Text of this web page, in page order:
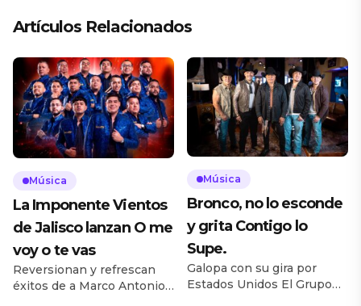
Artículos Relacionados
Música
La Imponente Vientos
de Jalisco lanzan O me
voy o te vas
Reversionan y refrescan
éxitos de a Marco Antonio
Música
Bronco, no lo esconde
y grita Contigo lo
Supe.
Galopa con su gira por
Estados Unidos El Grupo